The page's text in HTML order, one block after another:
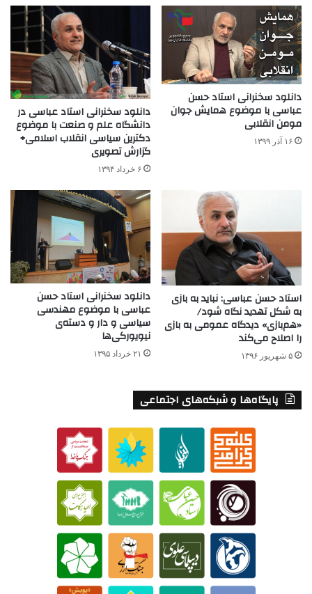
دانلود سخنرانی استاد حسن
عباسی با موضوع همایش جوان
مومن انقلابی
۱۶ آذر ۱۳۹۹
دانلود سخنرانی استاد عباسی در
دانشگاه علم و صنعت با موضوع
دکترین سیاسی انقلاب اسلامی+
گزارش تصویری
۶ خرداد ۱۳۹۴
استاد حسن عباسی: نباید به بازی
به شکل تهدید نگاه شود/
«هم‌بازی» دیدگاه عمومی به بازی
را اصلاح ‌می‌کند
۵ شهریور ۱۳۹۶
دانلود سخنرانی استاد حسن
عباسی با موضوع مهندسی
سیاسی و دار و دسته‌‌ی
نیویورکی‌ها
۲۱ خرداد ۱۳۹۵
پایگاه‌ها و شبکه‌های اجتماعی